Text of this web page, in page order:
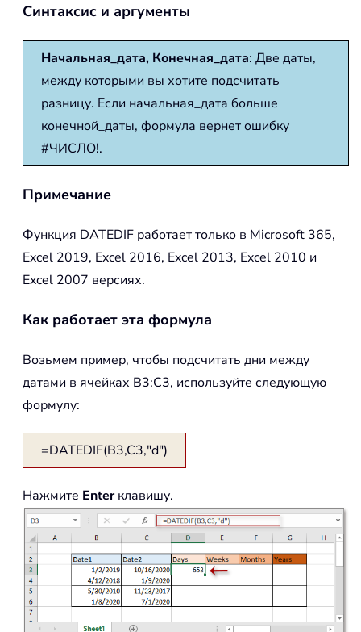
Синтаксис и аргументы
Начальная_дата, Конечная_дата: Две даты,
между которыми вы хотите подсчитать
разницу. Если начальная_дата больше
конечной_даты, формула вернет ошибку
#ЧИСЛО!.
Примечание
Функция DATEDIF работает только в Microsoft 365,
Excel 2019, Excel 2016, Excel 2013, Excel 2010 и
Excel 2007 версиях.
Как работает эта формула
Возьмем пример, чтобы подсчитать дни между
датами в ячейках B3:C3, используйте следующую
формулу:
=DATEDIF(B3,C3,"d")
Нажмите Enterклавишу.